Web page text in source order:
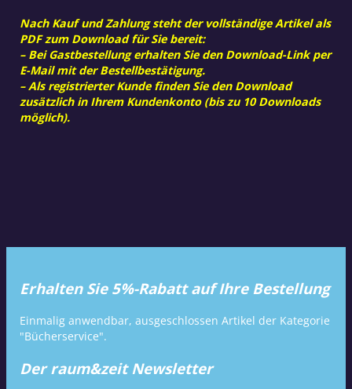
Nach Kauf und Zahlung steht der vollständige Artikel als
PDF zum Download für Sie bereit:
– Bei Gastbestellung erhalten Sie den Download-Link per
E-Mail mit der Bestellbestätigung.
– Als registrierter Kunde finden Sie den Download
zusätzlich in Ihrem Kundenkonto (bis zu 10 Downloads
möglich).
Erhalten Sie 5%-Rabatt auf Ihre Bestellung
Einmalig anwendbar, ausgeschlossen Artikel der Kategorie
"Bücherservice".
Der raum&zeit Newsletter